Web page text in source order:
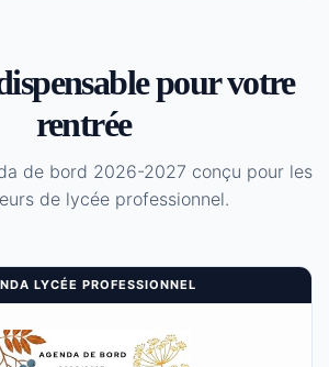
pour votre
rentrée
de bord 2026-2027 conçu pour les
de lycée professionnel.
LYCÉE PROFESSIONNEL